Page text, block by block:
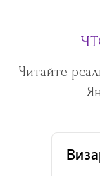
Читайте